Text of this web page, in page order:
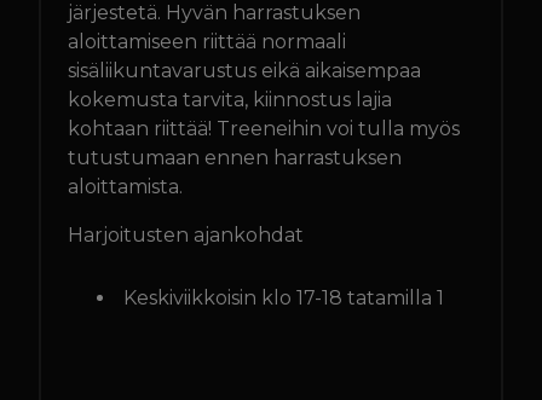
järjestetä. Hyvän harrastuksen
aloittamiseen riittää normaali
sisäliikuntavarustus eikä aikaisempaa
kokemusta tarvita, kiinnostus lajia
kohtaan riittää! Treeneihin voi tulla myös
tutustumaan ennen harrastuksen
aloittamista.
Harjoitusten ajankohdat
Keskiviikkoisin klo 17-18 tatamilla 1